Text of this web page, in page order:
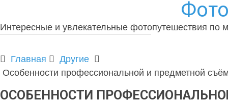
Интересные и увлекательные фотопутешествия по
Главная
Другие
Особенности профессиональной и предметной
ОСОБЕННОСТИ